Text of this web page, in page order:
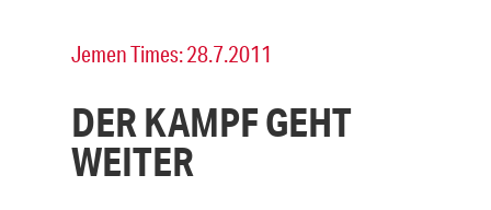
Jemen Times: 28.7.2011
DER KAMPF GEHT
WEITER